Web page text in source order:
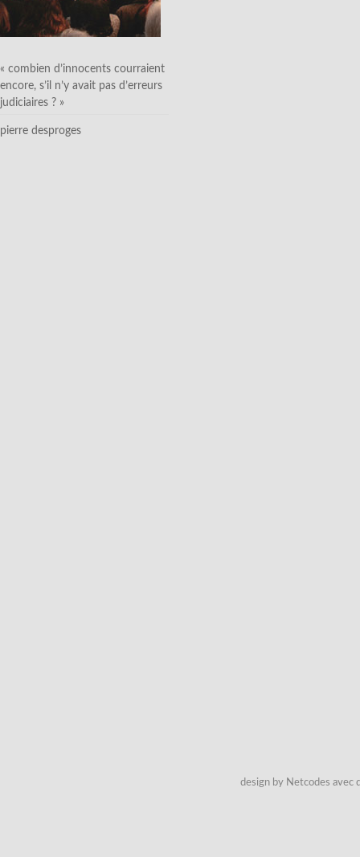
« combien d’innocents courraient
encore, s’il n’y avait pas d’erreurs
judiciaires ? »
pierre desproges
design by Netcodes avec